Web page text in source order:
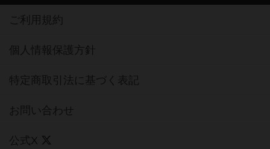
ご利用規約
個人情報保護方針
特定商取引法に基づく表記
お問い合わせ
公式X